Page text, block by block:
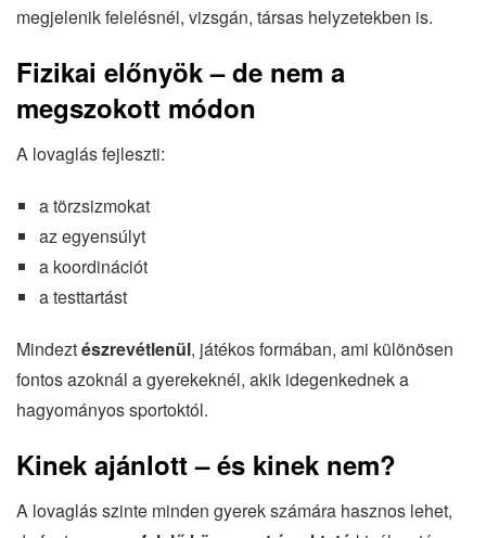
megjelenik felelésnél, vizsgán, társas helyzetekben is.
Fizikai előnyök – de nem a
megszokott módon
A lovaglás fejleszti:
a törzsizmokat
az egyensúlyt
a koordinációt
a testtartást
Mindeztészrevétlenül, játékos formában, ami különösen
fontos azoknál a gyerekeknél, akik idegenkednek a
hagyományos sportoktól.
Kinek ajánlott – és kinek nem?
A lovaglás szinte minden gyerek számára hasznos lehet,